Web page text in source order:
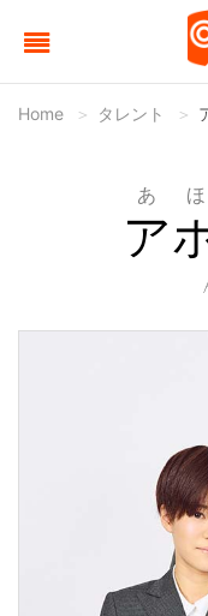
Home タレント
ア
あ